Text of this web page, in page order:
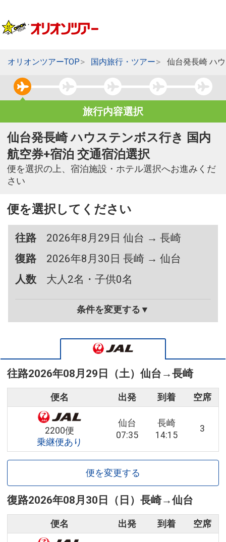
オリオンツアーTOP 国内旅行・ツアー 仙台発長崎 ハ
旅行内容選択
仙台発長崎 ハウステンボス行き 国内
航空券+宿泊 交通宿泊選択
便を選択の上、宿泊施設・ホテル選択へお進みくだ
さい
便を選択してください
往路
2026年8月29日 仙台 → 長崎
復路
2026年8月30日 長崎 → 仙台
人数
大人2名・子供0名
条件を変更する▼
往路2026年08月29日（土） 仙台 →長崎
便名 出発 到着 空席
2200便
乗継便あり
仙台
07:35
長崎
14:15
3
便を変更する
復路2026年08月30日（日） 長崎→仙台
便名 出発 到着 空席